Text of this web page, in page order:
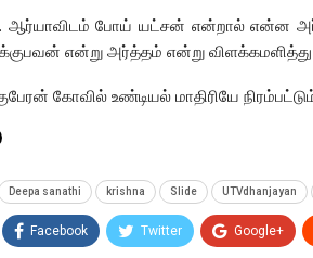
போய் யட்சன் என்றால் என்ன
என்று அர்த்தம் என்று
கோவில் உண்டியல் மாதிரியே
Deepa sanathi krishna Slide UTVdhanjayan
Facebook Twitter Google+